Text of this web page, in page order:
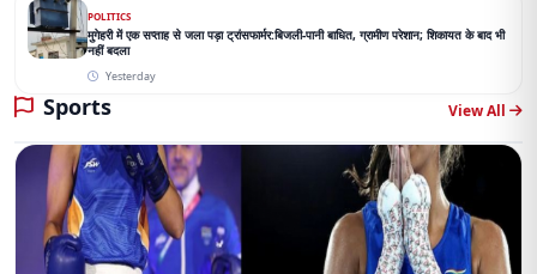
POLITICS
मुगेहरी में एक सप्ताह से जला पड़ा ट्रांसफार्मर:बिजली-पानी बाधित, ग्रामीण परेशान; शिकायत के बाद भी
नहीं बदला
Yesterday
Sports View All